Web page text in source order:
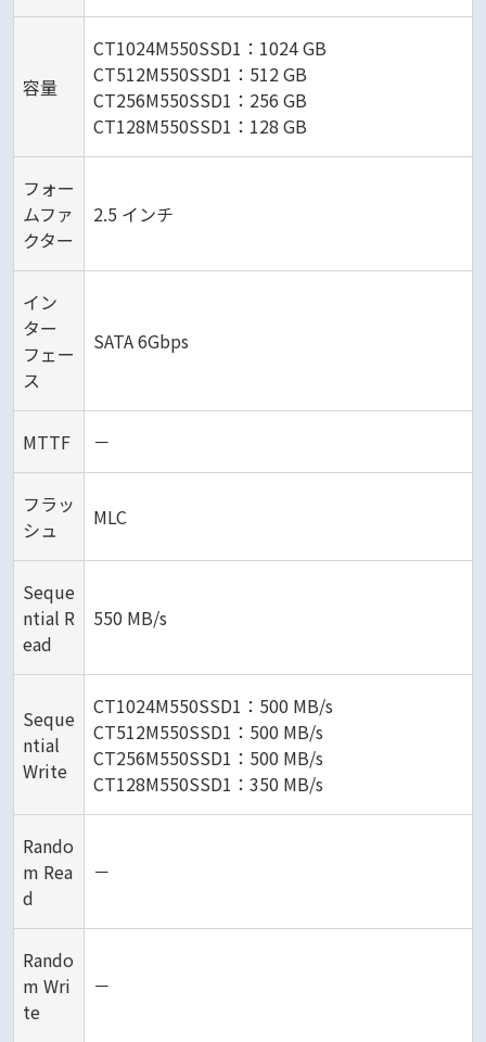
容量
CT1024M550SSD1：1024 GB
CT512M550SSD1：512 GB
CT256M550SSD1：256 GB
CT128M550SSD1：128 GB
フォー
ムファ
クター
2.5 インチ
イン
ター
フェー
ス
SATA 6Gbps
MTTF －
フラッ
シュ
MLC
Seque
ntial R
ead
550 MB/s
Seque
ntial
Write
CT1024M550SSD1：500 MB/s
CT512M550SSD1：500 MB/s
CT256M550SSD1：500 MB/s
CT128M550SSD1：350 MB/s
Rando
m Rea
d
－
Rando
m Wri
te
－